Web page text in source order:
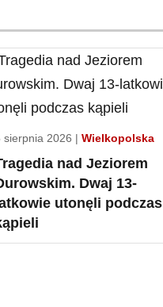
sierpnia 2026 |Wielkopolska
nad Jeziorem
Dwaj 13-
utonęli podczas